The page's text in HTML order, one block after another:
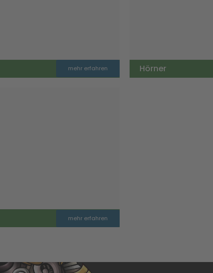
mehr erfahren Hörner
mehr erfahren